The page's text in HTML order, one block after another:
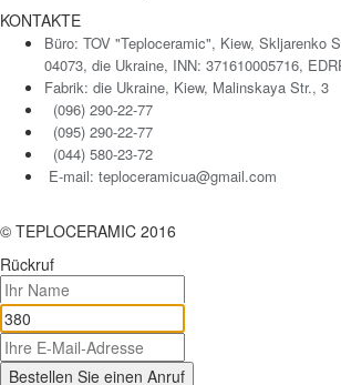
KONTAKTE
Büro: TOV "Teploceramic", Kiew, Skljarenko
04073, die Ukraine, INN: 371610005716,
Fabrik: die Ukraine, Kiew, Malinskaya Str., 3
(096) 290-22-77
(095) 290-22-77
(044) 580-23-72
E-mail: teploceramicua@gmail.com
© TEPLOCERAMIC 2016
Rückruf
Bestellen Sie einen Anruf